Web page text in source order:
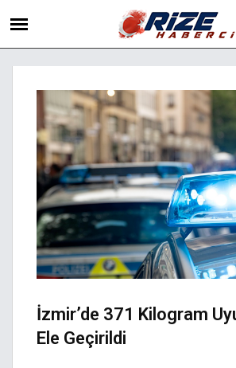
İzmir’de 371 Kilogram
Ele Geçirildi